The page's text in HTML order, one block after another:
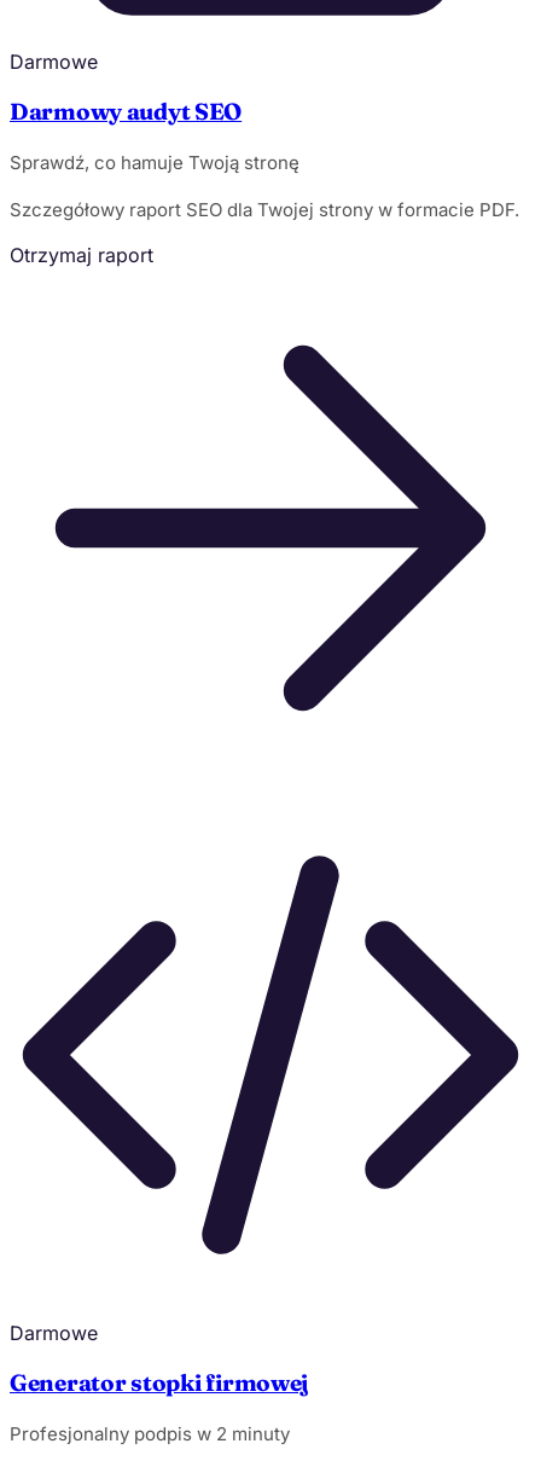
Darmowe
Darmowy audyt SEO
Sprawdź, co hamuje Twoją stronę
Szczegółowy raport SEO dla Twojej strony w formacie PDF.
Otrzymaj raport
Darmowe
Generator stopki firmowej
Profesjonalny podpis w 2 minuty